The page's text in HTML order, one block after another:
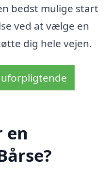
bedst mulige start
ved at vælge en
dig hele vejen.
en